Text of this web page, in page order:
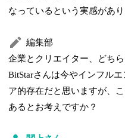
なっているという実感があり
編集部
企業とクリエイター、どち
BitStarさんは今やインフル
ア的存在だと思いますが、
あるとお考えですか？